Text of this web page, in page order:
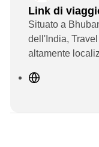
Link di
Situato a
dell'India,
altamente
S